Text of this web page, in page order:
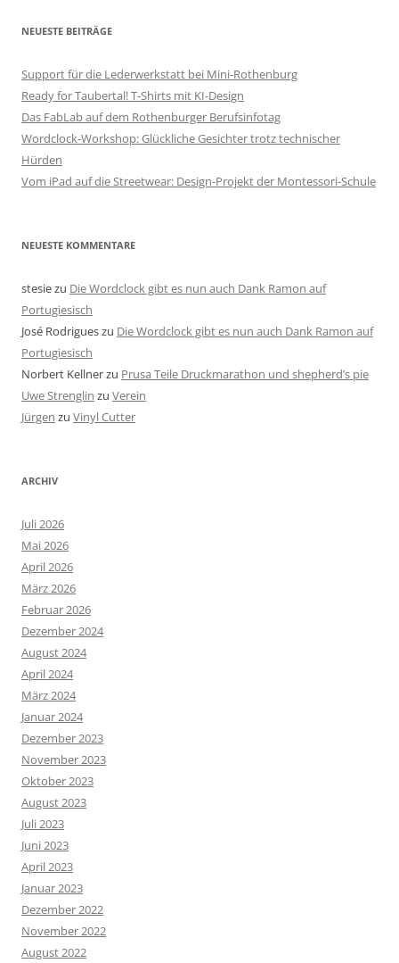
NEUESTE BEITRÄGE
Support für die Lederwerkstatt bei Mini-Rothenburg
Ready for Taubertal! T-Shirts mit KI-Design
Das FabLab auf dem Rothenburger Berufsinfotag
Wordclock-Workshop: Glückliche Gesichter trotz technischer
Hürden
Vom iPad auf die Streetwear: Design-Projekt der Montessori-Schule
NEUESTE KOMMENTARE
stesiezu Die Wordclock gibt es nun auch Dank Ramon auf
Portugiesisch
José Rodrigueszu Die Wordclock gibt es nun auch Dank Ramon auf
Portugiesisch
Norbert Kellnerzu Prusa Teile Druckmarathon und shepherd’s pie
Uwe Strenglin zu Verein
Jürgen zu Vinyl Cutter
ARCHIV
Juli 2026
Mai 2026
April 2026
März 2026
Februar 2026
Dezember 2024
August 2024
April 2024
März 2024
Januar 2024
Dezember 2023
November 2023
Oktober 2023
August 2023
Juli 2023
Juni 2023
April 2023
Januar 2023
Dezember 2022
November 2022
August 2022